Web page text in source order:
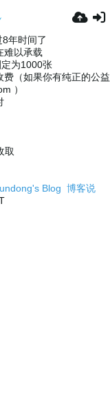
年时间了
难以承载
定为1000张
费（如果你有纯正的公益
）
取
Blog 博客说